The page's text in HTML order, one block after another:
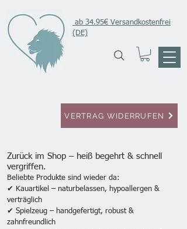
ab 34.95€ Versandkostenfrei
(DE)
VERTRAG WIDERRUFEN
Zurück im Shop – heiß begehrt & schnell
vergriffen.
Beliebte Produkte sind wieder da:
✔ Kauartikel – naturbelassen, hypoallergen &
verträglich
✔ Spielzeug – handgefertigt, robust &
zahnfreundlich